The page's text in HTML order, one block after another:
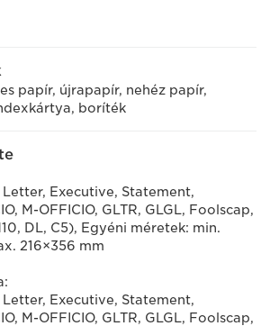
papír, újrapapír, nehéz papír,
boríték
Executive, Statement,
M-OFFICIO, GLTR, GLGL, Foolscap,
DL, C5), Egyéni méretek: min.
216×356 mm
Executive, Statement,
M-OFFICIO, GLTR, GLGL, Foolscap,